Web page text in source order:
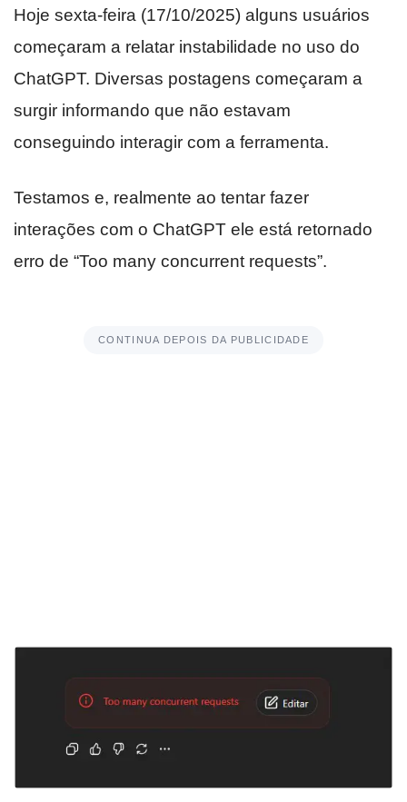
Hoje sexta-feira (17/10/2025) alguns usuários
começaram a relatar instabilidade no uso do
ChatGPT. Diversas postagens começaram a
surgir informando que não estavam
conseguindo interagir com a ferramenta.
Testamos e, realmente ao tentar fazer
interações com o ChatGPT ele está retornado
erro de “Too many concurrent requests”.
CONTINUA DEPOIS DA PUBLICIDADE